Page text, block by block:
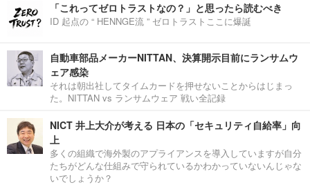
「これってゼロトラストなの？」と思ったら読むべき
ID 起点の “ HENNGE流 ” ゼロトラストここに爆誕
自動車部品メーカーNITTAN、決算開示目前にランサムウ
ェア感染
それは朝出社してタイムカードを押せないことからはじまっ
た。NITTAN vs ランサムウェア 戦い全記録
NICT 井上大介が考える 日本の「セキュリティ自給率」向
上
多くの組織で海外製のアプライアンスを導入していますが自分
たちがどんな仕組みで守られているかわかっていないんじゃな
いでしょうか？